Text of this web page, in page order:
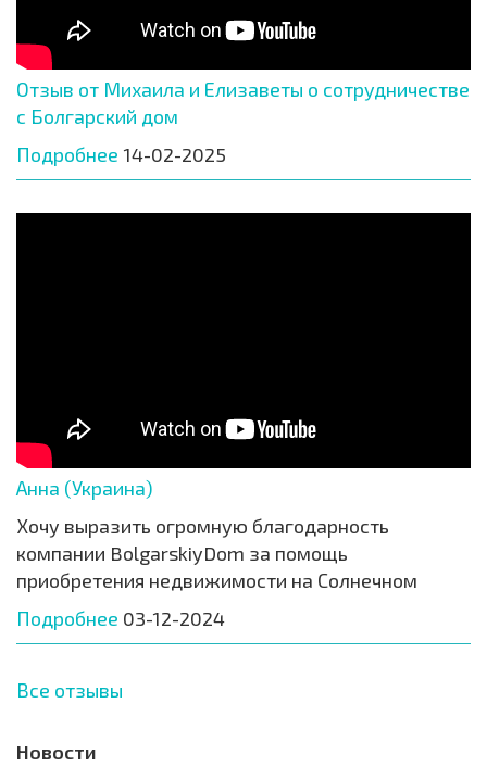
Отзыв от Михаила и Елизаветы о сотрудничестве
с Болгарский дом
Подробнее 14-02-2025
Анна (Украина)
Хочу выразить огромную благодарность
компании BolgarskiyDom за помощь
приобретения недвижимости на Солнечном
Подробнее 03-12-2024
Все отзывы
Новости